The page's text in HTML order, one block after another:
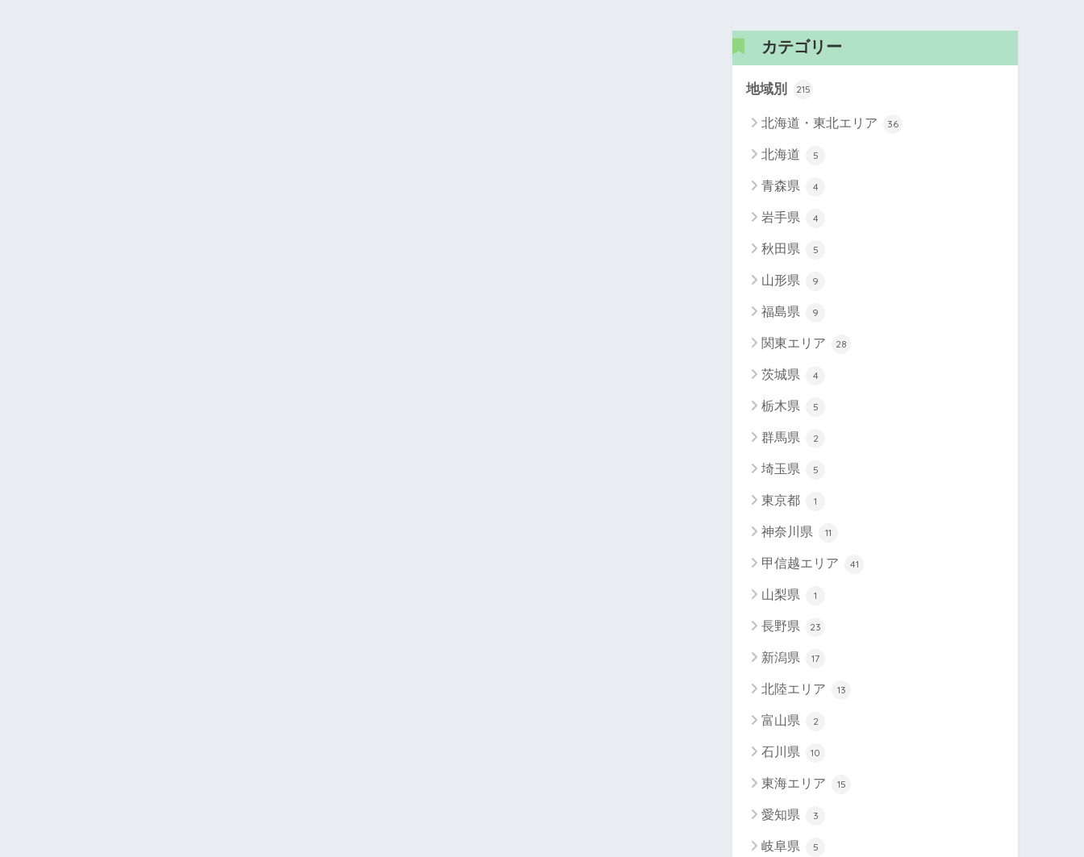
カテゴリー
地域別 215
北海道・東北エリア 36
北海道 5
青森県 4
岩手県 4
秋田県 5
山形県 9
福島県 9
関東エリア 28
茨城県 4
栃木県 5
群馬県 2
埼玉県 5
東京都 1
神奈川県 11
甲信越エリア 41
山梨県 1
長野県 23
新潟県 17
北陸エリア 13
富山県 2
石川県 10
東海エリア 15
愛知県 3
岐阜県 5